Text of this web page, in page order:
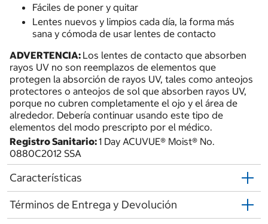
Fáciles de poner y quitar
Lentes nuevos y limpios cada día, la forma más
sana y cómoda de usar lentes de contacto
ADVERTENCIA: Los lentes de contacto que absorben
rayos UV no son reemplazos de elementos que
protegen la absorción de rayos UV, tales como anteojos
protectores o anteojos de sol que absorben rayos UV,
porque no cubren completamente el ojo y el área de
alrededor. Debería continuar usando este tipo de
elementos del modo prescripto por el médico.
Registro Sanitario:1 Day ACUVUE® Moist® No.
0880C2012 SSA
Características
Términos de Entrega y Devolución